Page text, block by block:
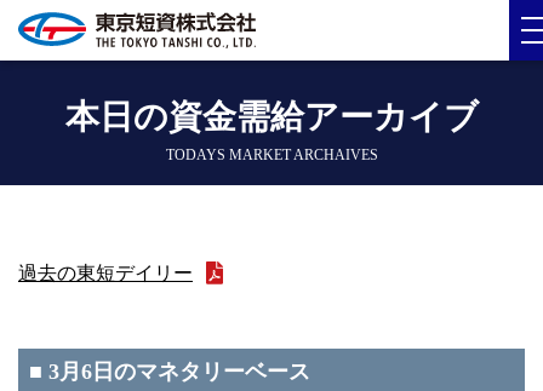
本日の資金需給アーカイブ
TODAYS MARKET ARCHAIVES
過去の東短デイリー
■ 3月6日のマネタリーベース